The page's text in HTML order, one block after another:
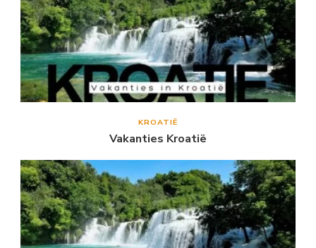
KROATIË
Vakanties Kroatië